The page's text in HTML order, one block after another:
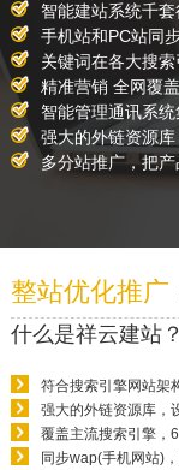
智能建站系统千
手机站和PC站同
关键词在各大搜
精准营销 全网覆盖
智能管理通讯系
强大的外链资源
多分站推广，把
整站优化推广
什么是祥云建站？
符合搜索引擎网站架
强大的外链资源库，
覆盖主流搜索引擎，
同步wap(手机网站)